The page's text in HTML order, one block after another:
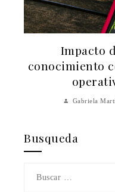
Impacto
conocimiento
Gabriela
Busqueda